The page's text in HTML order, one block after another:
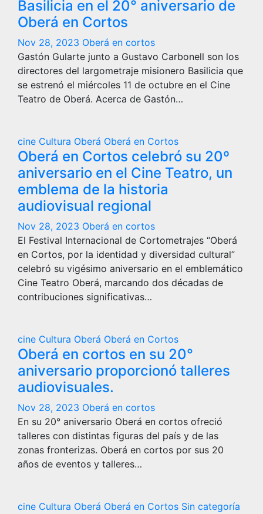
Basilicia en el 20° aniversario de
Oberá en Cortos
Nov 28, 2023 Oberá en cortos
Gastón Gularte junto a Gustavo Carbonell son los
directores del largometraje misionero Basilicia que
se estrenó el miércoles 11 de octubre en el Cine
Teatro de Oberá. Acerca de Gastón…
cine Cultura Oberá Oberá en Cortos
Oberá en Cortos celebró su 20º
aniversario en el Cine Teatro, un
emblema de la historia
audiovisual regional
Nov 28, 2023 Oberá en cortos
El Festival Internacional de Cortometrajes “Oberá
en Cortos, por la identidad y diversidad cultural”
celebró su vigésimo aniversario en el emblemático
Cine Teatro Oberá, marcando dos décadas de
contribuciones significativas…
cine Cultura Oberá Oberá en Cortos
Oberá en cortos en su 20°
aniversario proporcionó talleres
audiovisuales.
Nov 28, 2023 Oberá en cortos
En su 20° aniversario Oberá en cortos ofreció
talleres con distintas figuras del país y de las
zonas fronterizas. Oberá en cortos por sus 20
años de eventos y talleres…
cine Cultura Oberá Oberá en Cortos Sin categoría